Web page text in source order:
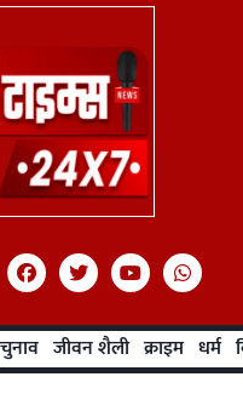
चुनाव जीवन शैली क्राइम धर्म